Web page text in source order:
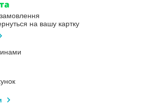
на вашу картку